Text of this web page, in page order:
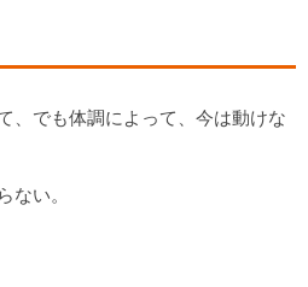
、でも体調によって、今は動けな
ない。